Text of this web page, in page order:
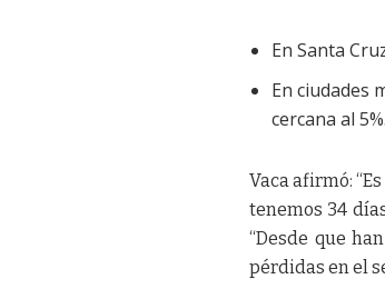
En Santa
En ciudades
cercana al 5%.
Vaca afirmó:
tenemos 34
“Desde que
pérdidas en el